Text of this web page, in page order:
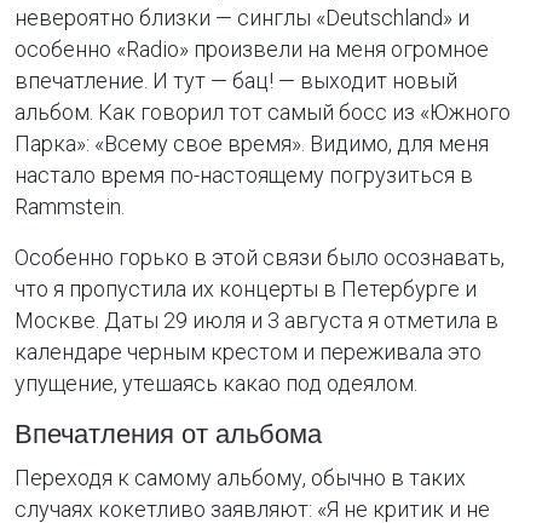
невероятно близки — синглы «Deutschland» и
особенно «Radio» произвели на меня огромное
впечатление. И тут — бац! — выходит новый
альбом. Как говорил тот самый босс из «Южного
Парка»: «Всему свое время». Видимо, для меня
настало время по-настоящему погрузиться в
Rammstein.
Особенно горько в этой связи было осознавать,
что я пропустила их концерты в Петербурге и
Москве. Даты 29 июля и 3 августа я отметила в
календаре черным крестом и переживала это
упущение, утешаясь какао под одеялом.
Впечатления от альбома
Переходя к самому альбому, обычно в таких
случаях кокетливо заявляют: «Я не критик и не